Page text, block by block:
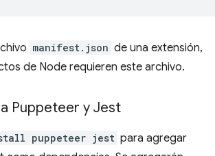
manifest.json de una extensión,
de Node requieren este archivo.
Puppeteer y Jest
puppeteer jest para agregar